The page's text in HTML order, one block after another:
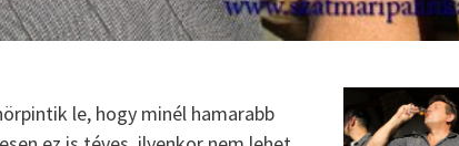
le, hogy minél hamarabb